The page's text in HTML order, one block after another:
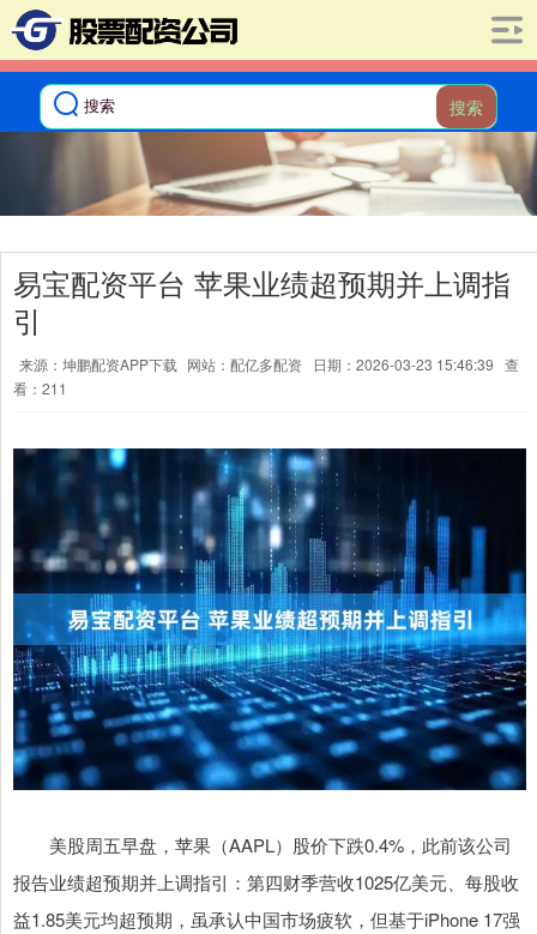
搜索
易宝配资平台 苹果业绩超预期并上调指
引
来源：坤鹏配资APP下载 网站：配亿多配资 日期：2026-03-23 15:46:39 查
看：211
美股周五早盘，苹果（AAPL）股价下跌0.4%，此前该公司
报告业绩超预期并上调指引：第四财季营收1025亿美元、每股收
益1.85美元均超预期，虽承认中国市场疲软，但基于iPhone 17强